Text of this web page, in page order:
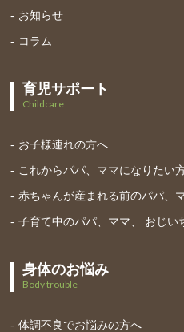
お知らせ
コラム
育児サポート
Childcare
お子様連れの方へ
これからパパ、ママになりたい
赤ちゃんが産まれる前のパパ、
子育て中のパパ、ママ、 おじい
身体のお悩み
Body trouble
体調不良でお悩みの方へ